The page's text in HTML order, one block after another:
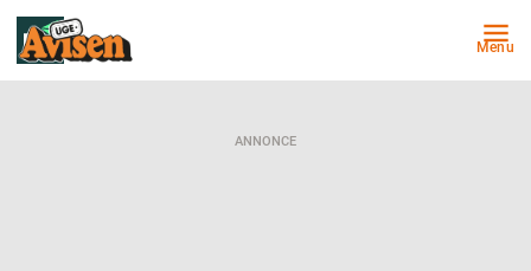
Menu
ANNONCE